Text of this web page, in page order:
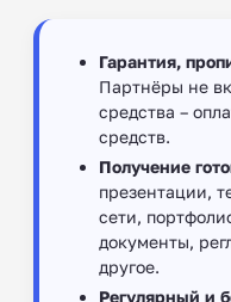
Гарантия,
Партнёры не
средства –
средств.
Получение
презентации,
сети,
документы,
другое.
Регулярный и